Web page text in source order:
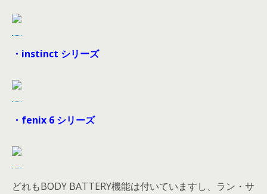
・instinct シリーズ
・fenix 6 シリーズ
どれもBODY BATTERY機能は付いていますし、ラン・サ